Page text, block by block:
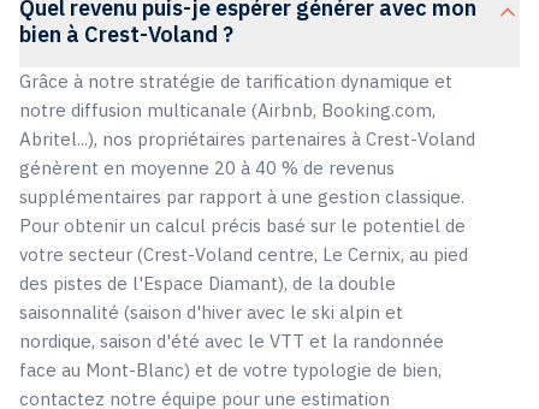
Quel revenu puis-je espérer générer avec mon
bien à Crest-Voland ?
Grâce à notre stratégie de tarification dynamique et
notre diffusion multicanale (Airbnb, Booking.com,
Abritel...), nos propriétaires partenaires à Crest-Voland
génèrent en moyenne 20 à 40 % de revenus
supplémentaires par rapport à une gestion classique.
Pour obtenir un calcul précis basé sur le potentiel de
votre secteur (Crest-Voland centre, Le Cernix, au pied
des pistes de l'Espace Diamant), de la double
saisonnalité (saison d'hiver avec le ski alpin et
nordique, saison d'été avec le VTT et la randonnée
face au Mont-Blanc) et de votre typologie de bien,
contactez notre équipe pour une estimation